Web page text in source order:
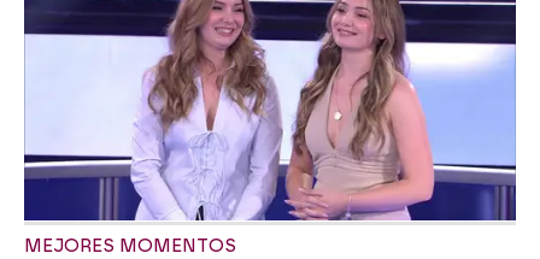
MEJORES MOMENTOS